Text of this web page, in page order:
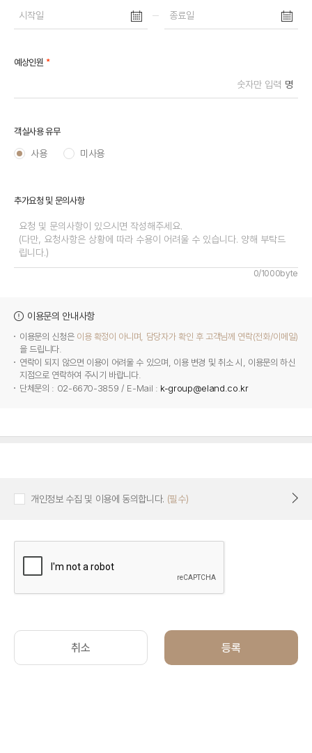
예상인원 *
명
객실사용 유무
사용 미사용
추가요청 및 문의사항
0/1000byte
이용문의 안내사항
이용문의 신청은 이용 확정이 아니며, 담당자가 확인 후 고객님께 연락(전화/이메일)
을 드립니다.
연락이 되지 않으면 이용이 어려울 수 있으며, 이용 변경 및 취소 시, 이용문의 하신
지점으로 연락하여 주시기 바랍니다.
단체문의 : 02-6670-3859 / E-Mail : k-group@eland.co.kr
개인정보 수집 및 이용에 동의합니다. (필수)
취소